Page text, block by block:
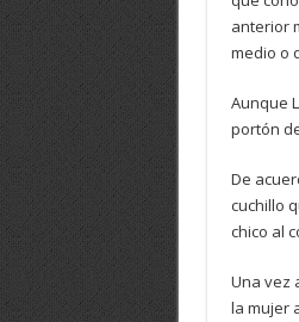
anterior
medio o
Aunque
portón
De
cuchillo
chico al
Una vez
la mujer